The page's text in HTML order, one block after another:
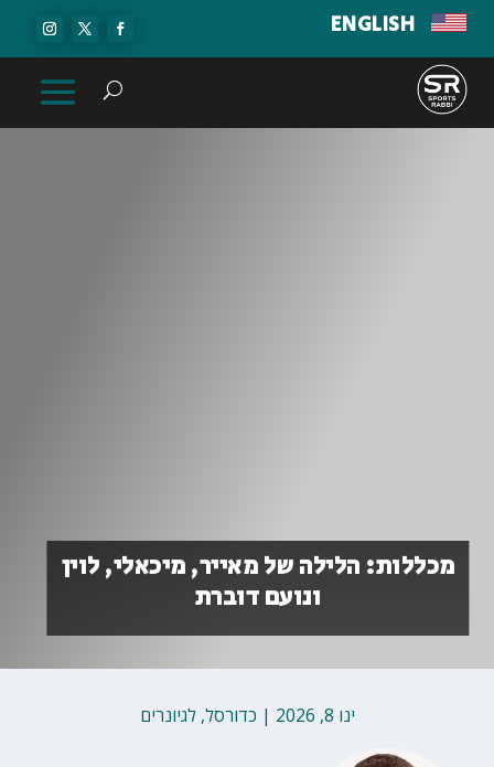
ENGLISH
מכללות: הלילה של מאייר, מיכאלי, לוין
ונועם דוברת
ינו 8, 2026 | כדורסל,לגיונרים